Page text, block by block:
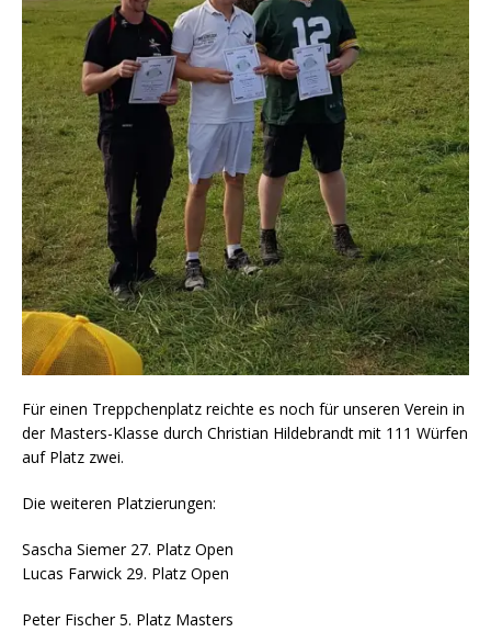
Für einen Treppchenplatz reichte es noch für unseren Verein in
der Masters-Klasse durch Christian Hildebrandt mit 111 Würfen
auf Platz zwei.
Die weiteren Platzierungen:
Sascha Siemer 27. Platz Open
Lucas Farwick 29. Platz Open
Peter Fischer 5. Platz Masters